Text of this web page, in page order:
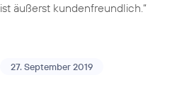
ist äußerst kundenfreundlich.“
27. September 2019